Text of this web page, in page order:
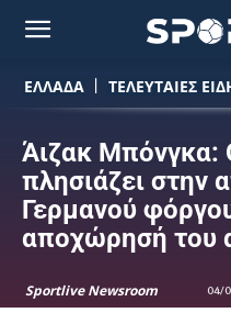
ΕΛΛΑΔΑ ΤΕΛΕΥΤΑΙΕΣ
Άιζακ Μπόνγκα:
πλησιάζει στην
Γερμανού
αποχώρησή του
Sportlive Newsroom 04/